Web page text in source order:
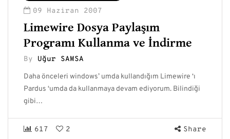
09 Haziran 2007
Limewire Dosya Paylaşım
Programı Kullanma ve İndirme
By Uğur SAMSA
Daha önceleri windows’ umda kullandığım Limewire ‘ı
Pardus ‘umda da kullanmaya devam ediyorum. Bilindiği
gibi…
617 2 Share